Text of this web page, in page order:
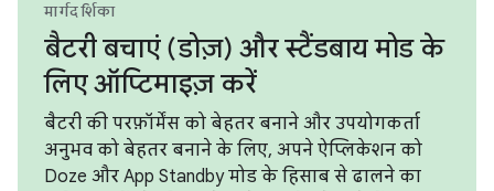
मार्गदर्शिका
बैटरी बचाएं (डोज़) और स्टैंडबाय मोड के
लिए ऑप्टिमाइज़ करें
बैटरी की परफ़ॉर्मेंस को बेहतर बनाने और उपयोगकर्ता
अनुभव को बेहतर बनाने के लिए, अपने ऐप्लिकेशन को
Doze और App Standby मोड के हिसाब से ढालने का